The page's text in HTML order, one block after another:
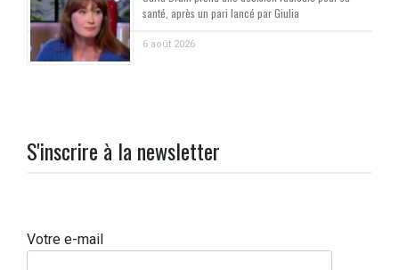
santé, après un pari lancé par Giulia
6 août 2026
S'inscrire à la newsletter
Votre e-mail